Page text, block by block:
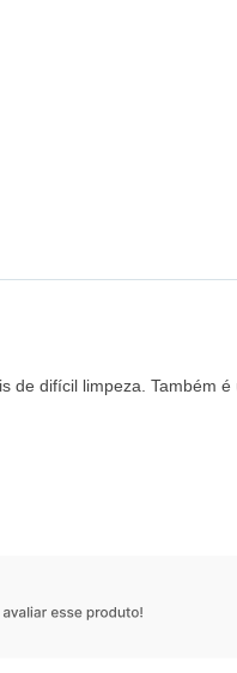
de difícil limpeza. Também